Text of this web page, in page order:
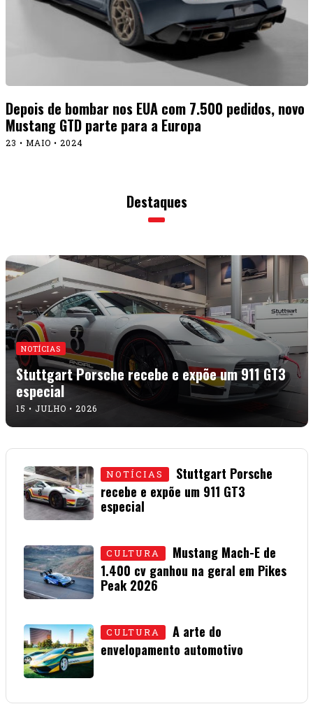
Depois de bombar nos EUA com 7.500 pedidos, novo
Mustang GTD parte para a Europa
23 • MAIO • 2024
Destaques
NOTÍCIAS
Stuttgart Porsche recebe e expõe um 911 GT3
especial
15 • JULHO • 2026
NOTÍCIAS
Stuttgart Porsche
recebe e expõe um 911 GT3
especial
CULTURA
Mustang Mach-E de
1.400 cv ganhou na geral em Pikes
Peak 2026
CULTURA
A arte do
envelopamento automotivo